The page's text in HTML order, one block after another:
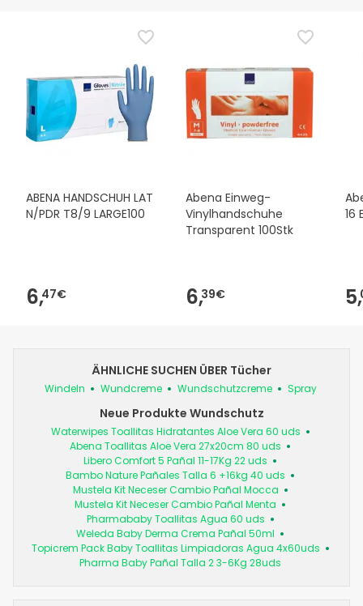
ABENA HANDSCHUH LAT
N/PDR T8/9 LARGE100
6,47€
Abena Einweg-
Vinylhandschuhe
Transparent 100Stk
6,39€
16
5,
ÄHNLICHE SUCHEN ÜBER Tücher
Windeln Wundcreme Wundschutzcreme Spray
Neue Produkte Wundschutz
Waterwipes Toallitas Hidratantes Aloe Vera 60 uds
Abena Toallitas Aloe Vera 27x20cm 80 uds
Libero Comfort 5 Pañal 11-17Kg 22 uds
Bambo Nature Pañales Talla 6 +16kg 40 uds
Mustela Kit Neceser Cambio Pañal Mocca
Mustela Kit Neceser Cambio Pañal Menta
Pharmababy Toallitas Agua 60 uds
Weleda Baby Derma Crema Pañal 50ml
Topicrem Pack Baby Toallitas Limpiadoras Agua 4x60uds
Pharma Baby Pañal Talla 2 3-6Kg 28uds